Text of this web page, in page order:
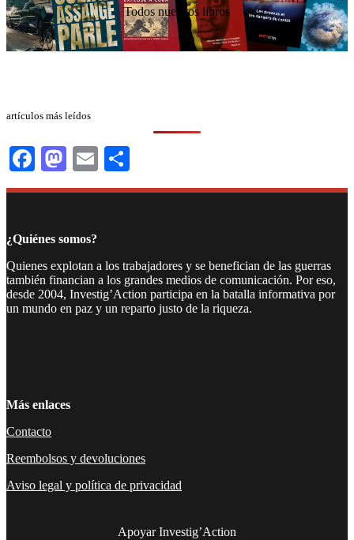
Todos nuestros libros
artículos más leídos
Facebook
Mastodon
Email
¿Quiénes somos?
Quienes explotan a los trabajadores y se benefician de las guerras
también financian a los grandes medios de comunicación. Por eso,
desde 2004, Investig’Action participa en la batalla informativa por
un mundo en paz y un reparto justo de la riqueza.
Más enlaces
Contacto
Reembolsos y devoluciones
Aviso legal y política de privacidad
Apoyar Investig’Action